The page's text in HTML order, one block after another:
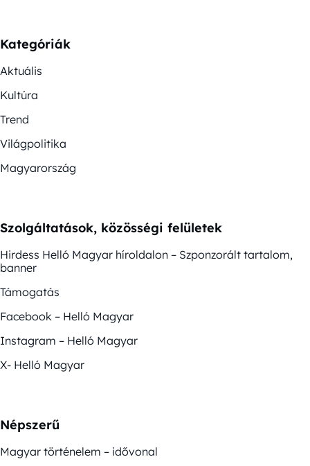
Kategóriák
Aktuális
Kultúra
Trend
Világpolitika
Magyarország
Szolgáltatások, közösségi felületek
Hirdess Helló Magyar híroldalon – Szponzorált tartalom,
banner
Támogatás
Facebook – Helló Magyar
Instagram – Helló Magyar
X- Helló Magyar
Népszerű
Magyar történelem – idővonal